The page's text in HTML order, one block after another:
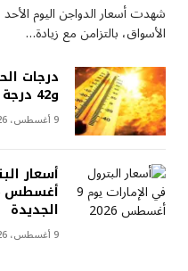
الأسواق، بالتزامن مع زيادة…
و42 درجة محسوسة بجنوب الصعيد
9 أغسطس، 2026
الجديدة
9 أغسطس، 2026